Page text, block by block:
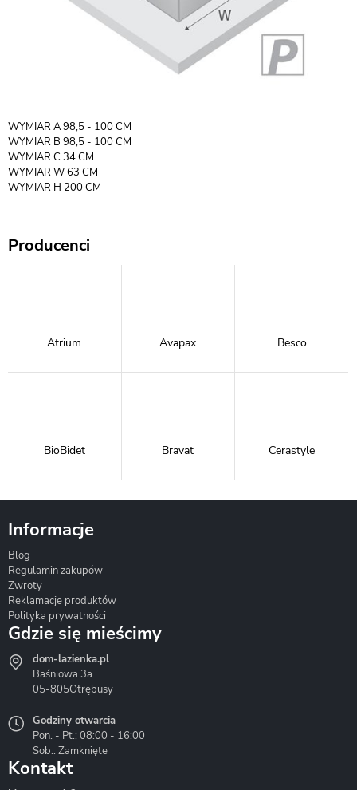
WYMIAR A 98,5 - 100 CM
WYMIAR B 98,5 - 100 CM
WYMIAR C 34 CM
WYMIAR W 63 CM
WYMIAR H 200 CM
Producenci
Atrium Avapax Besco
BioBidet Bravat Cerastyle
Hydrostop
Liveno
Informacje
Blog
Regulamin zakupów
Zwroty
Reklamacje produktów
Polityka prywatności
Gdzie się mieścimy
dom-lazienka.pl
Baśniowa 3a
05-805Otrębusy
Godziny otwarcia
Pon. - Pt.: 08:00 - 16:00
Sob.: Zamknięte
Kontakt